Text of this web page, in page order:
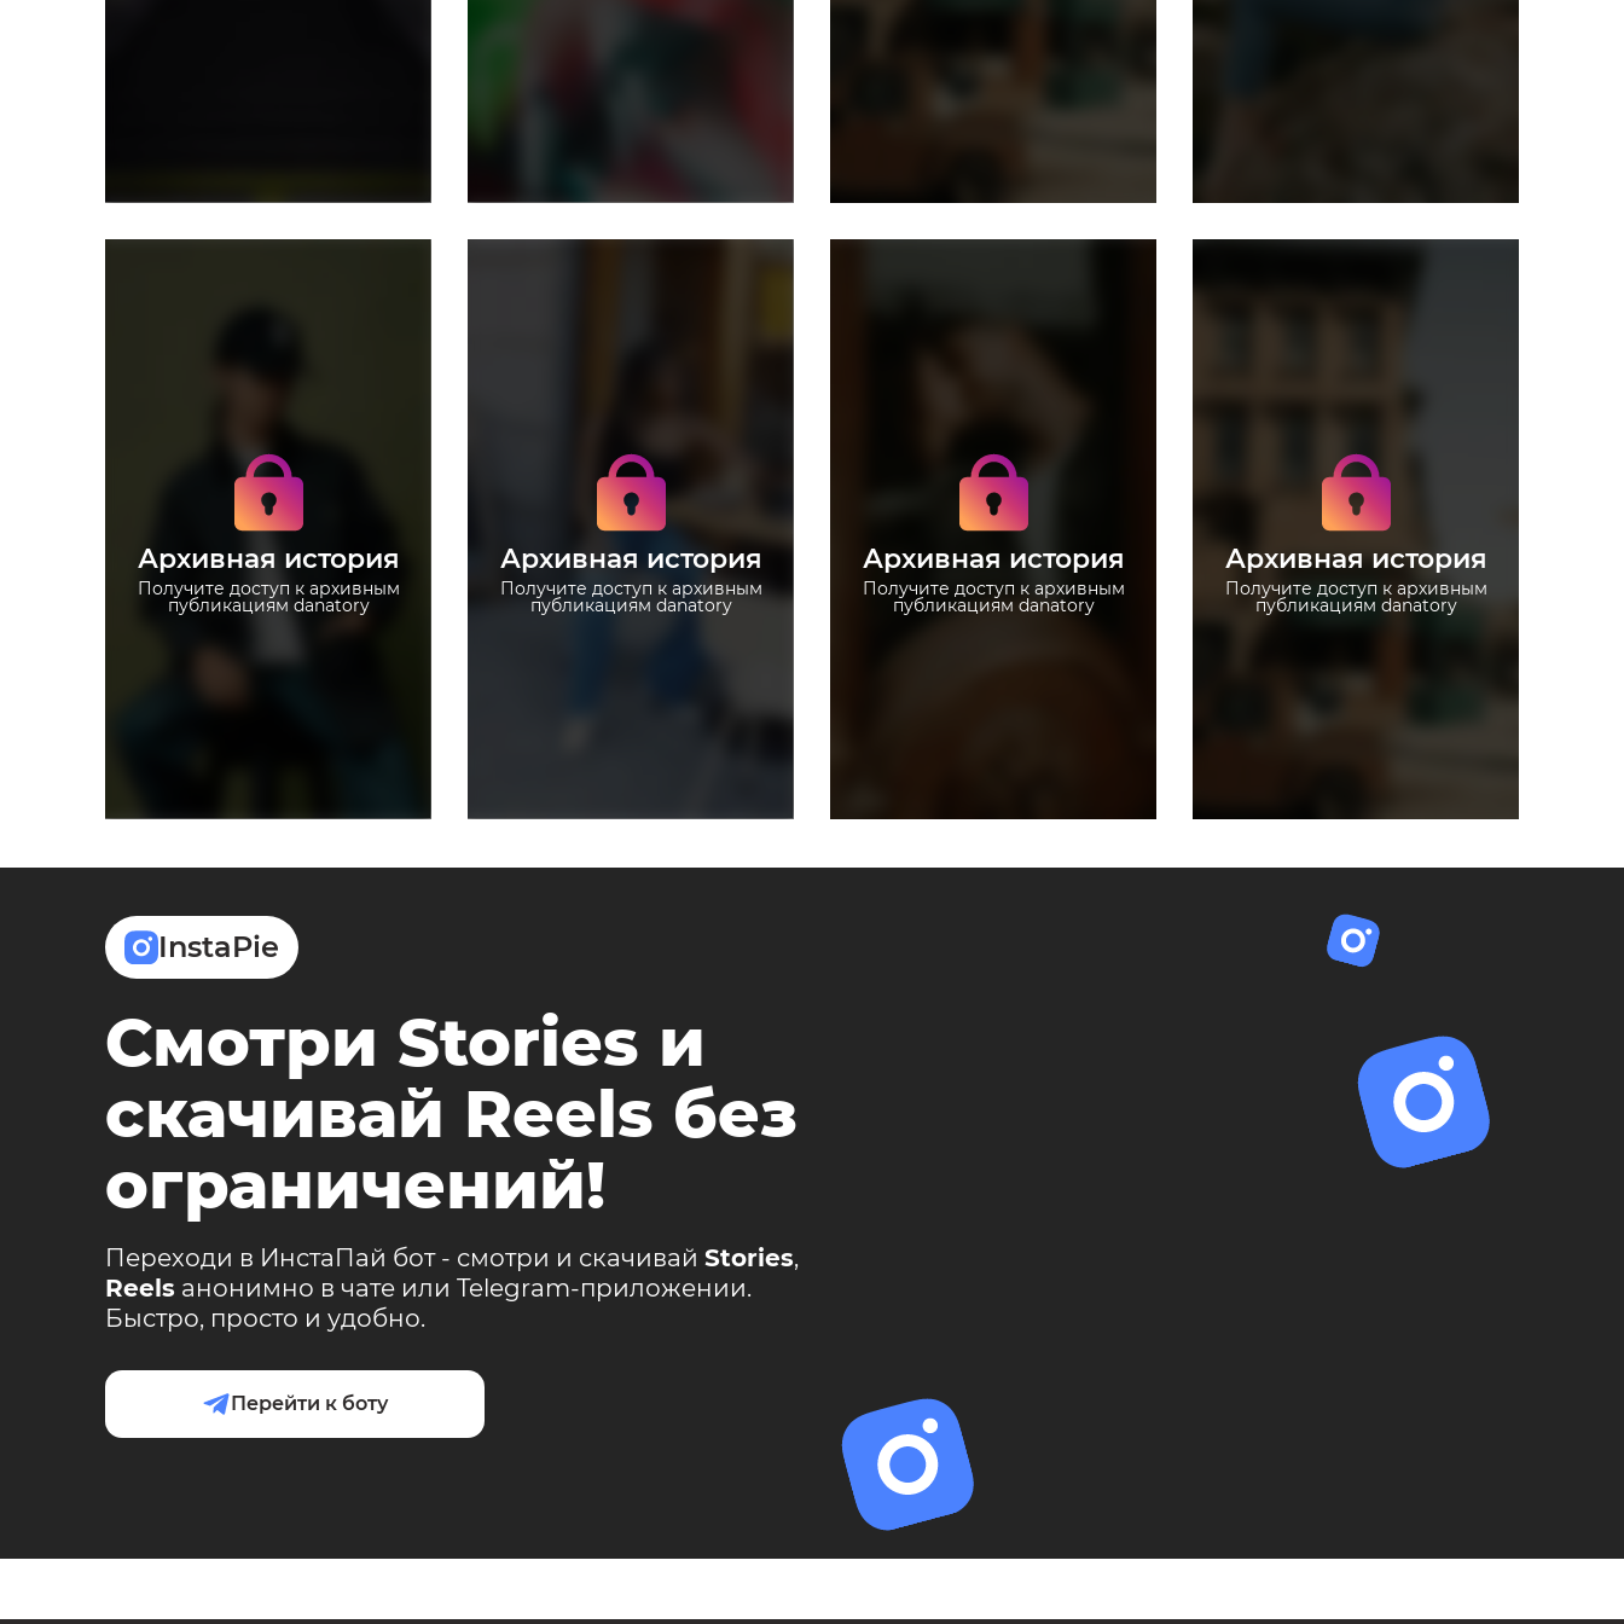
Архивная история
Получите доступ к архивным
публикациям danatory
архивным историям
danatory
Не отвлекайтесь на
рекламу
Загружайте истории без
ограничений
Архивная история
Получите доступ к архивным
публикациям danatory
архивным историям
danatory
Не отвлекайтесь на
рекламу
Загружайте истории без
ограничений
Архивная история
Получите доступ к архивным
публикациям danatory
архивным историям
danatory
Не отвлекайтесь на
рекламу
Загружайте истории без
ограничений
Архивная история
Получите доступ к архивным
публикациям danatory
архивным историям
danatory
Не отвлекайтесь на
рекламу
Загружайте истории без
ограничений
InstaPie
Смотри Stories и
скачивай Reels без
ограничений!
Переходи в ИнстаПай бот - смотри и скачивай Stories,
Reels анонимно в чате или Telegram-приложении.
Быстро, просто и удобно.
Перейти к боту